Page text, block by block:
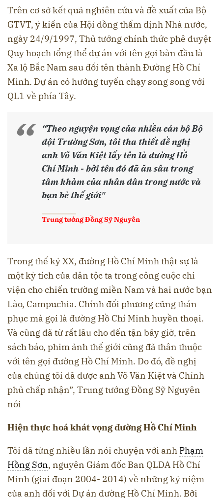
Trên cơ sở kết quả nghiên cứu và đề xuất của Bộ
GTVT, ý kiến của Hội đồng thẩm định Nhà nước,
ngày 24/9/1997, Thủ tướng chính thức phê duyệt
Quy hoạch tổng thể dự án với tên gọi bàn đầu là
Xa lộ Bắc Nam sau đổi tên thành Đường Hồ Chí
Minh. Dự án có hướng tuyến chạy song song với
QL1 về phía Tây.
“Theo nguyện vọng của nhiều cán bộ Bộ
đội Trường Sơn, tôi tha thiết đề nghị
anh Võ Văn Kiệt lấy tên là đường Hồ
Chí Minh - bởi tên đó đã ăn sâu trong
tâm khảm của nhân dân trong nước và
bạn bè thế giới"
Trung tướng Đồng Sỹ Nguyên
Trong thế kỷ XX, đường Hồ Chí Minh thật sự là
một kỳ tích của dân tộc ta trong công cuộc chi
viện cho chiến trường miền Nam và hai nước bạn
Lào, Campuchia. Chính đối phương cũng thán
phục mà gọi là đường Hồ Chí Minh huyền thoại.
Và cũng đã từ rất lâu cho đến tận bây giờ, trên
sách báo, phim ảnh thế giới cũng đã thân thuộc
với tên gọi đường Hồ Chí Minh. Do đó, đề nghị
của chúng tôi đã được anh Võ Văn Kiệt và Chính
phủ chấp nhận”, Trung tướng Đồng Sỹ Nguyên
nói
Hiện thực hoá khát vọng đường Hồ Chí Minh
Tôi đã từng nhiều lần nói chuyện với anh Phạm
Hồng Sơn, nguyên Giám đốc Ban QLDA Hồ Chí
Minh (giai đoạn 2004- 2014) về những kỷ niệm
của anh đối với Dự án đường Hồ Chí Minh. Bởi